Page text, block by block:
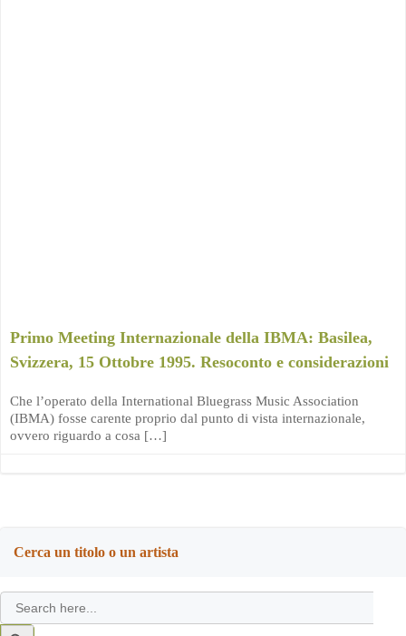
Primo Meeting Internazionale della IBMA: Basilea,
Svizzera, 15 Ottobre 1995. Resoconto e considerazioni
Che l’operato della International Bluegrass Music Association
(IBMA) fosse carente proprio dal punto di vista internazionale,
ovvero riguardo a cosa […]
Cerca un titolo o un artista
Search
for:
Search